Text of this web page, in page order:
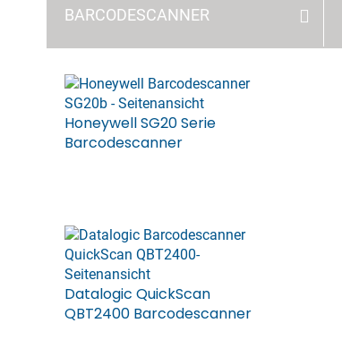
BARCODE­­SCANNER
Honeywell SG20 Serie
Barcodescanner
Datalogic QuickScan
QBT2400 Barcodescanner